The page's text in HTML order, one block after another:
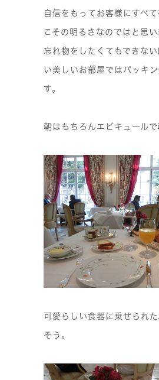
自信をもってお客様にすべ
こその明るさなのではと思い
忘れ物をしたくてもできな
い美しいお部屋ではパッキ
す。
朝はもちろんエピキュールで
可愛らしい食器に乗せられ
そう。